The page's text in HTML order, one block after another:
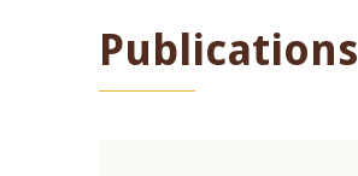
Publications